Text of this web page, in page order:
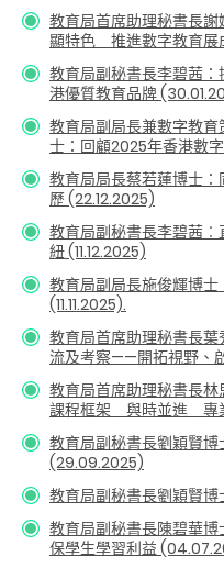
教育局首席助理秘書長
顯特色 推進數字教育展
教育局副秘書長李碧茜
港優質教育品牌
教育局副局長兼數字教
士：回顧2025年香港數
教育局局長蔡若蓮博士
歷(22.12.2025)
教育局副秘書長李碧茜
紐 (11.12.2025)
教育局副局長施俊輝博
(11.11.2025).
教育局首席助理秘書長
流及考察——開拓視野、
教育局首席助理秘書長
課程框架 與時並進 專
教育局副秘書長劉穎賢博
(29.09.2025)
教育局副秘書長劉穎賢
教育局副秘書長陳碧華
保學生學習利益